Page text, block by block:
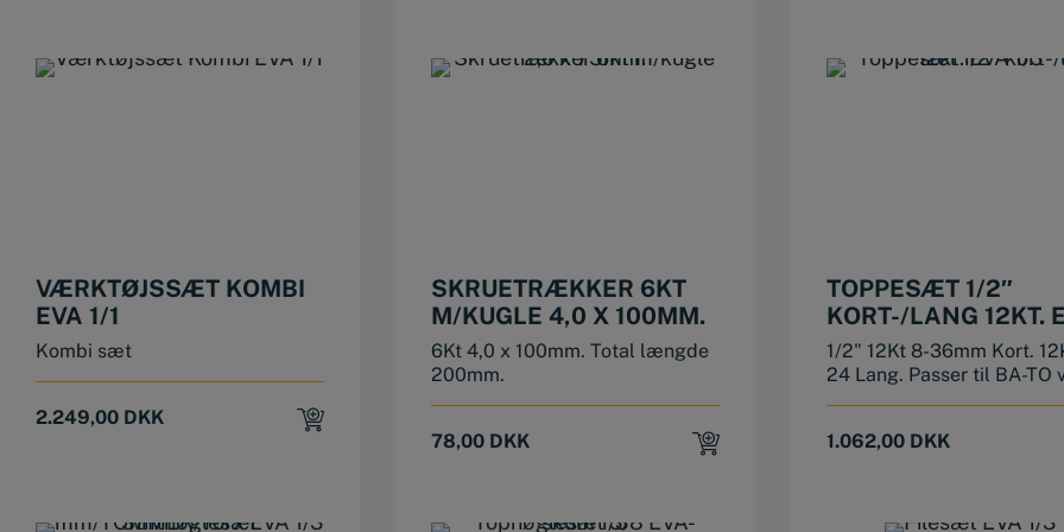
VÆRKTØJSSÆT KOMBI
EVA 1/1
Kombi sæt
2.249,00 DKK
SKRUETRÆKKER 6KT
M/KUGLE 4,0 X 100MM.
6Kt 4,0 x 100mm. Total længde
200mm.
78,00 DKK
TOPPESÆT 1/2″
KORT-/LANG 12KT.
1/3
1/2" 12Kt 8-36mm Kort.
24 Lang. Passer til BA-TO
1.062,00 DKK